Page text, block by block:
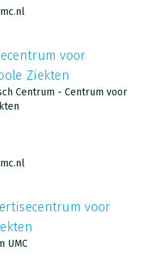
voor
Ziekten
Centrum - Centrum voor
voor
UMC